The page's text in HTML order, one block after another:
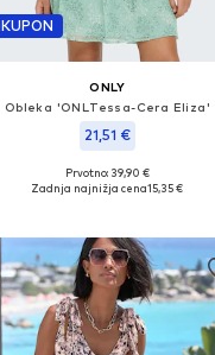
KUPON
ONLY
Obleka 'ONLTessa-Cera Eliza'
21,51 €
Razpoložljive velikosti: 34, 36, 38, 40
Prvotno: 39,90 €
Zadnja najnižja cena15,35 €